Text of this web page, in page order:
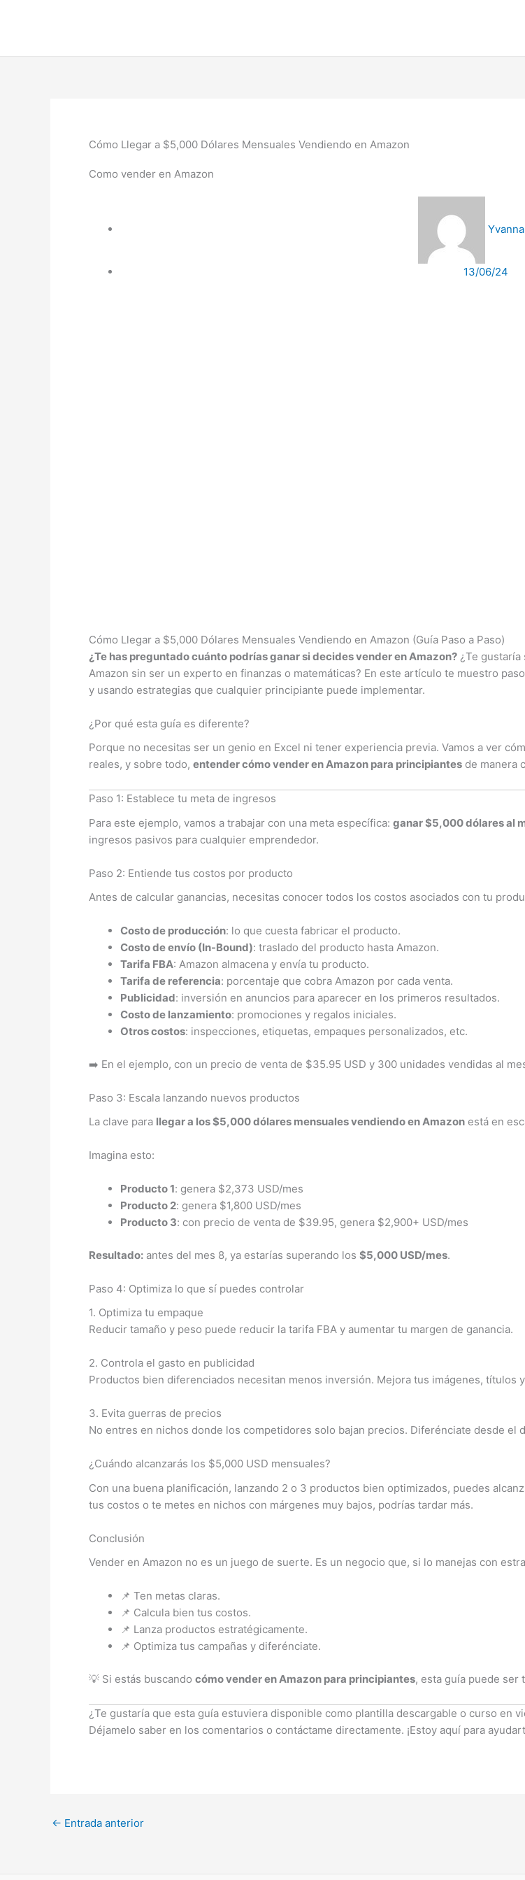
Cómo Llegar a $5,000 Dólares Mensuales Vendiendo en Amazon
Como vender en Amazon
13/06/24
Cómo Llegar a $5,000 Dólares Mensuales Vendiendo en Amazon (Guía Paso a Paso)
¿Te has preguntado cuánto podrías ganar si decides vender en Amazon? ¿Te
Amazon sin ser un experto en finanzas o matemáticas? En este artículo te muestro
y usando estrategias que cualquier principiante puede implementar.
¿Por qué esta guía es diferente?
Porque no necesitas ser un genio en Excel ni tener experiencia previa. Vamos a ver
reales, y sobre todo, entender cómo vender en Amazon para principiantes de manera
Paso 1: Establece tu meta de ingresos
Para este ejemplo, vamos a trabajar con una meta específica: ganar $5,000 dólares al
ingresos pasivos para cualquier emprendedor.
Paso 2: Entiende tus costos por producto
Antes de calcular ganancias, necesitas conocer todos los costos asociados con tu
Costo de producción: lo que cuesta fabricar el producto.
Costo de envío (In-Bound): traslado del producto hasta Amazon.
Tarifa FBA: Amazon almacena y envía tu producto.
Tarifa de referencia: porcentaje que cobra Amazon por cada venta.
Publicidad: inversión en anuncios para aparecer en los primeros resultados.
Costo de lanzamiento: promociones y regalos iniciales.
Otros costos: inspecciones, etiquetas, empaques personalizados, etc.
➡️ En el ejemplo, con un precio de venta de $35.95 USD y 300 unidades vendidas al
Paso 3: Escala lanzando nuevos productos
La clave para llegar a los $5,000 dólares mensuales vendiendo en Amazon está en
Imagina esto:
Producto 1: genera $2,373 USD/mes
Producto 2: genera $1,800 USD/mes
Producto 3: con precio de venta de $39.95, genera $2,900+ USD/mes
Resultado: antes del mes 8, ya estarías superando los $5,000 USD/mes.
Paso 4: Optimiza lo que sí puedes controlar
1. Optimiza tu empaque
Reducir tamaño y peso puede reducir la tarifa FBA y aumentar tu margen de ganancia.
2. Controla el gasto en publicidad
Productos bien diferenciados necesitan menos inversión. Mejora tus imágenes, títulos
3. Evita guerras de precios
No entres en nichos donde los competidores solo bajan precios. Diferénciate desde el
¿Cuándo alcanzarás los $5,000 USD mensuales?
Con una buena planificación, lanzando 2 o 3 productos bien optimizados, puedes
tus costos o te metes en nichos con márgenes muy bajos, podrías tardar más.
Conclusión
Vender en Amazon no es un juego de suerte. Es un negocio que, si lo manejas con
📌 Ten metas claras.
📌 Calcula bien tus costos.
📌 Lanza productos estratégicamente.
📌 Optimiza tus campañas y diferénciate.
💡 Si estás buscando cómo vender en Amazon para principiantes, esta guía puede ser
¿Te gustaría que esta guía estuviera disponible como plantilla descargable o curso en
Déjamelo saber en los comentarios o contáctame directamente. ¡Estoy aquí para
← Entrada anterior